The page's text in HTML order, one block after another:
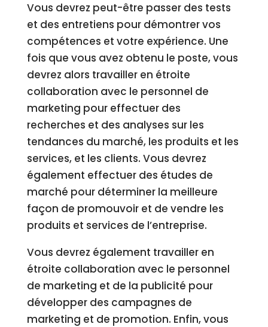
Vous devrez peut-être passer des tests
et des entretiens pour démontrer vos
compétences et votre expérience. Une
fois que vous avez obtenu le poste, vous
devrez alors travailler en étroite
collaboration avec le personnel de
marketing pour effectuer des
recherches et des analyses sur les
tendances du marché, les produits et les
services, et les clients. Vous devrez
également effectuer des études de
marché pour déterminer la meilleure
façon de promouvoir et de vendre les
produits et services de l’entreprise.
Vous devrez également travailler en
étroite collaboration avec le personnel
de marketing et de la publicité pour
développer des campagnes de
marketing et de promotion. Enfin, vous